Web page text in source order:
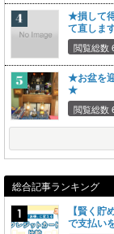
★損して
て直しま
閲覧総数
★お盆を
★
閲覧総数
総合記事ランキング
【賢く
で支払い